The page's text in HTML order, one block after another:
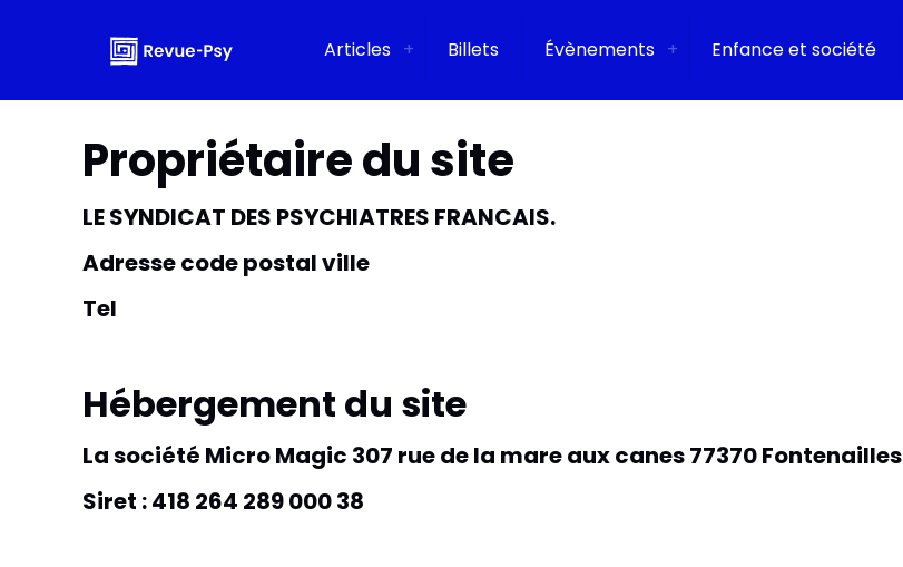
Articles Billets Évènements Enfance et société
Propriétaire du site
LE SYNDICAT DES PSYCHIATRES FRANCAIS.
Adresse code postal ville
Tel
Hébergement du site
La société Micro Magic 307 rue de la mare aux canes 77370
Siret : 418 264 289 000 38